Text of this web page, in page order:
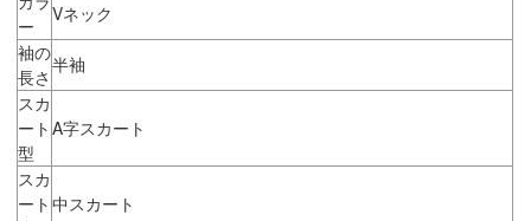
ー
Vネック
袖の
長さ
半袖
スカ
ート
型
A字スカート
スカ
ート 中スカート